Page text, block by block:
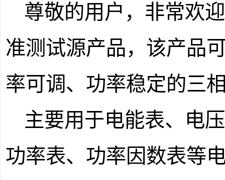
尊敬的用户，非常欢
准测试源产品，该产品
率可调、功率稳定的三
主要用于电能表、电
功率表、功率因数表等